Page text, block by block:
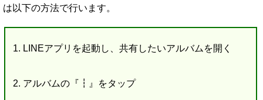
は以下の方法で行います。
LINEアプリを起動し、共有したいアルバムを開く
アルバムの『┇』をタップ